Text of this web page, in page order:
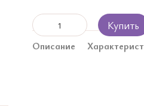
Купить
Описание